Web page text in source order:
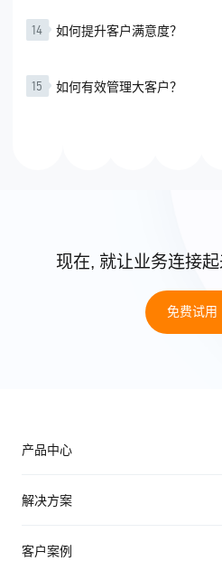
14 如何提升客户满意度？
15 如何有效管理大客户？
现在, 就让业务连接
免费试用
产品中心
销售管理
解决方案
电子制造
客户案例